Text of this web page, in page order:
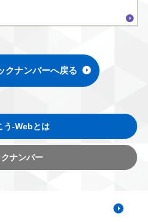
クナンバーへ戻る
う-Webとは
ナンバー